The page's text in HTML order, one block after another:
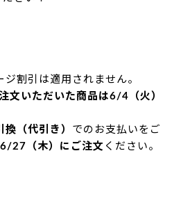
割引は適用されません。
文いただいた商品は6/4 （火）
（代引き） でのお支払いをご
27（木）にご注文 ください。